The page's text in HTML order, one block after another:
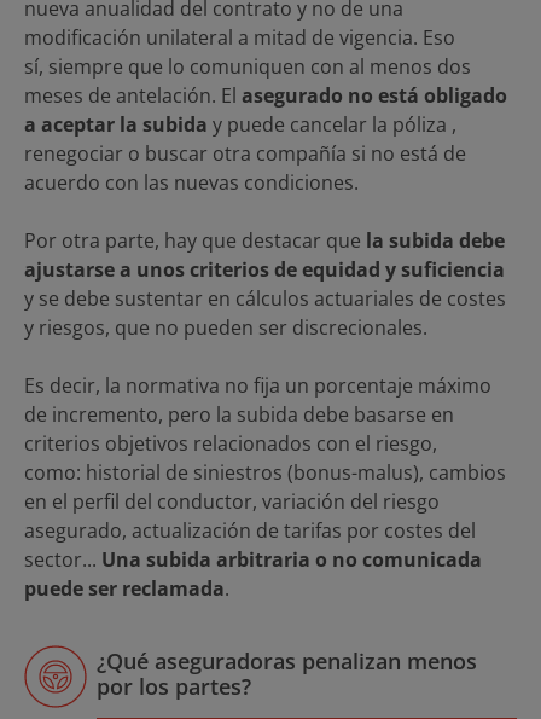
nueva anualidad del contrato y no de una
modificación unilateral a mitad de vigencia. Eso
sí, siempre que lo comuniquen con al menos dos
meses de antelación. El asegurado no está obligado
a aceptar la subida y puede cancelar la póliza ,
renegociar o buscar otra compañía si no está de
acuerdo con las nuevas condiciones.
Por otra parte, hay que destacar que la subida debe
ajustarse a unos criterios de equidad y suficiencia
y se debe sustentar en cálculos actuariales de costes
y riesgos, que no pueden ser discrecionales.
Es decir, la normativa no fija un porcentaje máximo
de incremento, pero la subida debe basarse en
criterios objetivos relacionados con el riesgo,
como: historial de siniestros (bonus-malus), cambios
en el perfil del conductor, variación del riesgo
asegurado, actualización de tarifas por costes del
sector... Una subida arbitraria o no comunicada
puede ser reclamada.
¿Qué aseguradoras penalizan menos
por los partes?